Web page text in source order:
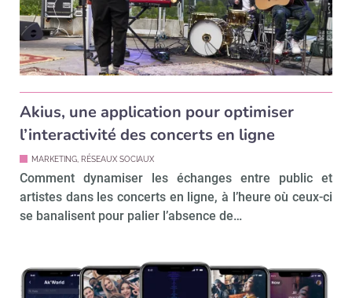
Akius, une application pour optimiser
l’interactivité des concerts en ligne
MARKETING, RÉSEAUX SOCIAUX
Comment dynamiser les échanges entre public et
artistes dans les concerts en ligne, à l’heure où ceux-ci
se banalisent pour palier l’absence de…